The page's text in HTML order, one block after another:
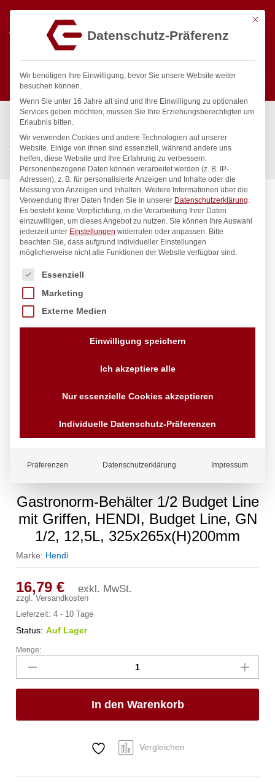
Suchen
Start / Gastronomiebedarf & Gastro Geräte für Profis
Küchenartikel
Gastronormbehälter
/
Gastronorm-Behälter 1/2 Budget Line mit Griffen, HENDI, Budget
Line, GN 1/2, 12,5L, 325x265x(H)200mm
Gastronorm-Behälter 1/2 Budget Line
mit Griffen, HENDI, Budget Line, GN
1/2, 12,5L, 325x265x(H)200mm
Marke: Hendi
16,79€ exkl. MwSt.
zzgl.Versandkosten
Lieferzeit:4 - 10 Tage
Status: Auf Lager
Gastronorm-
Behälter
1/2
Budget
mit
Line,
Menge:
In den Warenkorb
Vergleichen
Mit
Datenschutz-Präferenz
Wir benötigen Ihre Einwilligung, bevor Sie unsere Website weiter
besuchen können.
Wenn Sie unter 16 Jahre alt sind und Ihre Einwilligung zu optionalen
Services geben möchten, müssen Sie Ihre Erziehungsberechtigten um
Erlaubnis bitten.
Wir verwenden Cookies und andere Technologien auf unserer
Website. Einige von ihnen sind essenziell, während andere uns
helfen, diese Website und Ihre Erfahrung zu verbessern.
Personenbezogene Daten können verarbeitet werden (z. B. IP-
Adressen), z. B. für personalisierte Anzeigen und Inhalte oder die
Messung von Anzeigen und Inhalten. Weitere Informationen über die
Verwendung Ihrer Daten finden Sie in unserer Datenschutzerklärung.
Es besteht keine Verpflichtung, in die Verarbeitung Ihrer Daten
einzuwilligen, um dieses Angebot zu nutzen. Sie können Ihre Auswahl
jederzeit unter Einstellungen widerrufen oder anpassen. Bitte
beachten Sie, dass aufgrund individueller Einstellungen
möglicherweise nicht alle Funktionen der Website verfügbar sind.
Es folgt eine Liste der Service-Gruppen, für die eine
Essenziell
Marketing
Externe Medien
Einwilligung speichern
Ich akzeptiere alle
Nur essenzielle Cookies akzeptieren
Individuelle Datenschutz-Präferenzen
Präferenzen Datenschutzerklärung Impressum